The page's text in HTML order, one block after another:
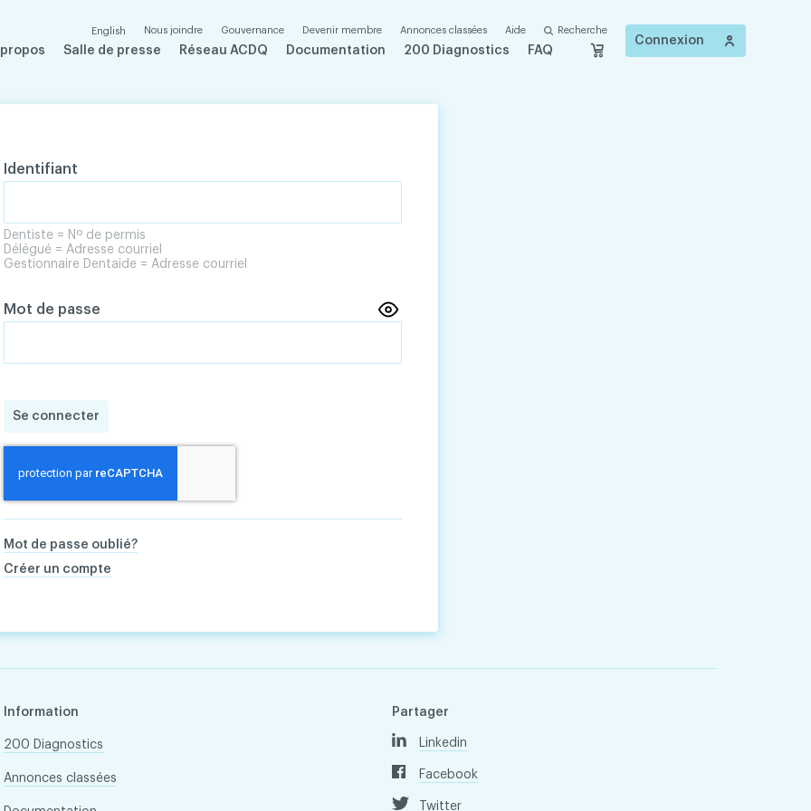
English Nous joindre Gouvernance Devenir membre Annonces classées Aide Recherche
Salle de presse Réseau ACDQ Documentation 200 Diagnostics FAQ
Connexion
Identifiant
Dentiste = Nº de permis
Délégué = Adresse courriel
Gestionnaire Dentaide = Adresse courriel
Mot de passe
Se connecter
Mot de passe oublié?
Créer un compte
Information
200 Diagnostics
Annonces classées
Partager
Linkedin
Facebook
Twitter